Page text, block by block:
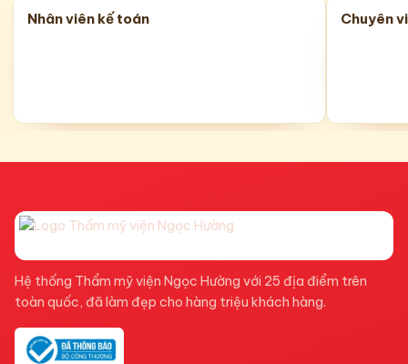
Nhân viên kế toán Chuyên
Hệ thống Thẩm mỹ viện Ngọc Hường với 25 địa điểm trên
toàn quốc, đã làm đẹp cho hàng triệu khách hàng.